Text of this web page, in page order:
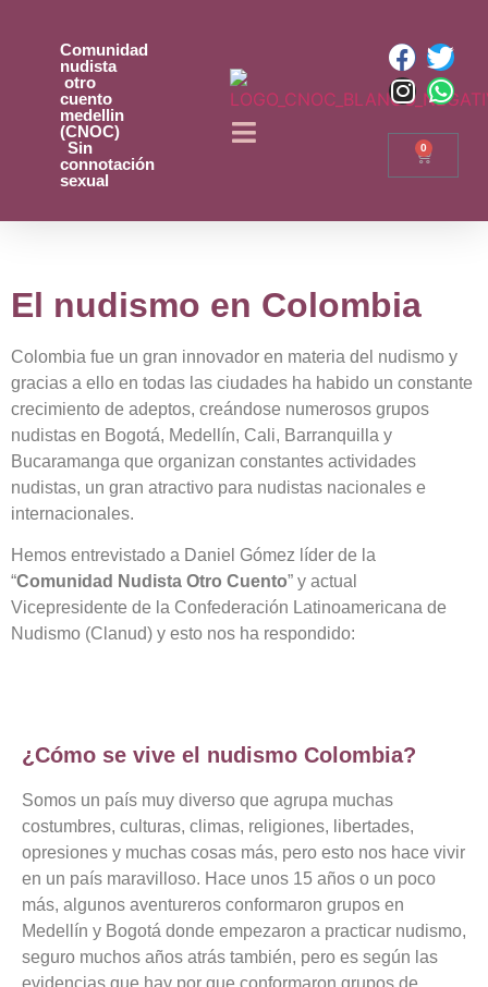
Comunidad
nudista
otro
cuento
medellin
(CNOC)
Sin
connotación
sexual
0
El nudismo en Colombia
Colombia fue un gran innovador en materia del nudismo y
gracias a ello en todas las ciudades ha habido un constante
crecimiento de adeptos, creándose numerosos grupos
nudistas en Bogotá, Medellín, Cali, Barranquilla y
Bucaramanga que organizan constantes actividades
nudistas, un gran atractivo para nudistas nacionales e
internacionales.
Hemos entrevistado a Daniel Gómez líder de la
“Comunidad Nudista Otro Cuento” y actual
Vicepresidente de la Confederación Latinoamericana de
Nudismo (Clanud) y esto nos ha respondido:
¿Cómo se vive el nudismo Colombia?
Somos un país muy diverso que agrupa muchas
costumbres, culturas, climas, religiones, libertades,
opresiones y muchas cosas más, pero esto nos hace vivir
en un país maravilloso. Hace unos 15 años o un poco
más, algunos aventureros conformaron grupos en
Medellín y Bogotá donde empezaron a practicar nudismo,
seguro muchos años atrás también, pero es según las
evidencias que hay por que conformaron grupos de